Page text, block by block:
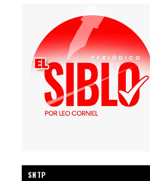
SNTP